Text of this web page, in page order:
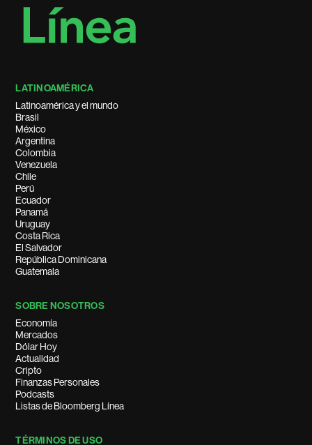
LATINOAMÉRICA
Latinoamérica y el mundo
Brasil
México
Argentina
Colombia
Venezuela
Chile
Perú
Ecuador
Panamá
Uruguay
Costa Rica
El Salvador
República Dominicana
Guatemala
SOBRE NOSOTROS
Economía
Mercados
Dólar Hoy
Actualidad
Cripto
Finanzas Personales
Podcasts
Listas de Bloomberg Línea
TÉRMINOS DE USO